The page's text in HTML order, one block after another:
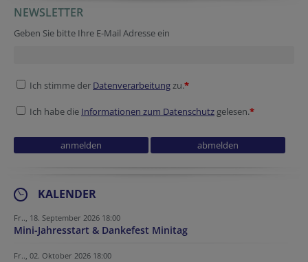
Website
Tracking ID
Website
Homepage
NEWSLETTER
Geben Sie bitte Ihre E-Mail Adresse ein
Ich stimme der Datenverarbeitungzu.*
Ich habe die Informationen zum Datenschutz gelesen.*
KALENDER
Fr.., 18. September 2026 18:00
Mini-Jahresstart & Dankefest Minitag
Fr.., 02. Oktober 2026 18:00